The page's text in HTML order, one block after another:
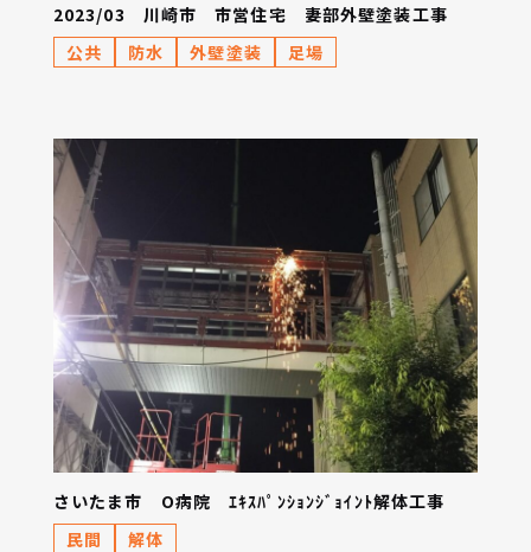
2023/03 川崎市 市営住宅 妻部外壁塗装工事
公共
防水 外壁塗装 足場
さいたま市 O病院 ｴｷｽﾊﾟﾝｼｮﾝｼﾞｮｲﾝﾄ解体工事
民間
解体